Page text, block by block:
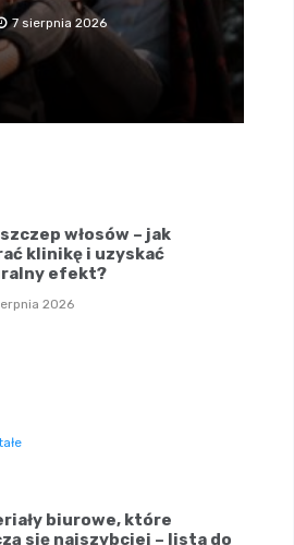
7 sierpnia 2026
włosów – jak
klinikę i uzyskać
efekt?
2026
biurowe, które
się najszybciej – lista do